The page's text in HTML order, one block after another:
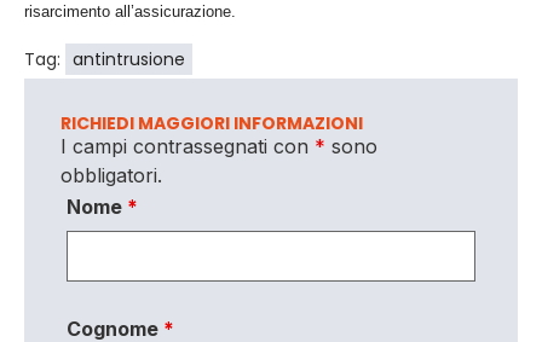
risarcimento all’assicurazione.
Tag: antintrusione
RICHIEDI MAGGIORI INFORMAZIONI
I campi contrassegnati con * sono
obbligatori.
Nome *
Cognome *